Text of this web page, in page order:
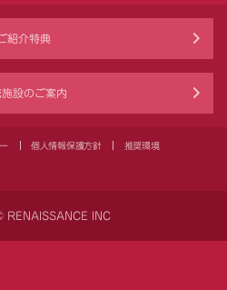
紹介特典
設のご案内
個人情報保護方針 推奨環境
INC